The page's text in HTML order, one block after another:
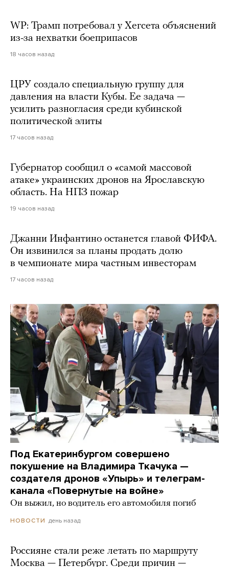
WP: Трамп потребовал у Хегсета объяснений
из-за нехватки боеприпасов
18 часов назад
ЦРУ создало специальную группу для
давления на власти Кубы. Ее задача —
усилить разногласия среди кубинской
политической элиты
17 часов назад
Губернатор сообщил о «самой массовой
атаке» украинских дронов на Ярославскую
область. На НПЗ пожар
19 часов назад
Джанни Инфантино останется главой ФИФА.
Он извинился за планы продать долю
в чемпионате мира частным инвесторам
17 часов назад
Под Екатеринбургом совершено
покушение на Владимира Ткачука —
создателя дронов «Упырь» и телеграм-
канала «Повернутые на войне»
Он выжил, но водитель его автомобиля погиб
НОВОСТИ день назад
Россияне стали реже летать по маршруту
Москва — Петербург. Среди причин —